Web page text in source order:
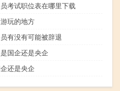
考试职位表在哪里下载
玩的地方
有没有可能被辞退
国企还是央企
还是央企